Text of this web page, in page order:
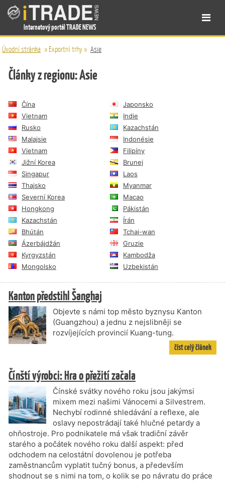
Internetový portál TRADE NEWS
Úvodní stránka » Exportní trhy» Asie
Články z regionu: Asie
Čína
Japonsko
Vietnam
Indie
Rusko
Kazachstán
Malajsie
Indonésie
Vietnam
Filipíny
Jižní Korea
Brunej
Singapur
Laos
Thajsko
Myanmar
Severní Korea
Macao
Hongkong
Pákistán
Kazachstán
Írán
Bhútán
Tchaj-wan
Ázerbájdžán
Gruzie
Kyrgyzstán
Kambodža
Mongolsko
Uzbekistán
Kanton předstihl Šanghaj
Objevte s námi top město byznysu Kanton
(Guangzhou) a jednu z nejslibněji se
rozvíjejících provincií Kuang-tung.
číst celý článek
Čínští výrobci: Hra o přežití začala
Čínské svátky nového roku jsou jakýmsi
mixem mezi našimi Vánocemi a Silvestrem.
Nechybí rodinné shledávání a reflexe, ale
oslavy nepostrádají také hlučné petardy a
ohňostroje. Pro podnikatele má však tradiční závěr
starého a počátek nového roku další aspekt: před
odchodem na celostátní dovolenou je potřeba
zaměstnancům vyplatit tučný bonus, a především
shodnout se s nimi na tom, o kolik se po návratu do práce